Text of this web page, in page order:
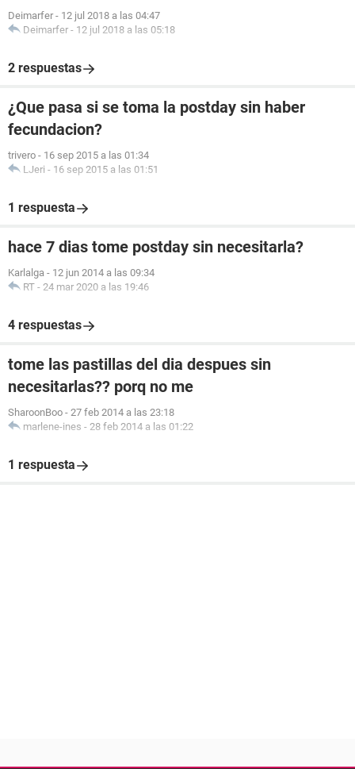
Deimarfer - 12 jul 2018 a las 04:47
Deimarfer - 12 jul 2018 a las 05:18
2 respuestas
¿Que pasa si se toma la postday sin haber
fecundacion?
trivero - 16 sep 2015 a las 01:34
LJeri - 16 sep 2015 a las 01:51
1 respuesta
hace 7 dias tome postday sin necesitarla?
Karlalga - 12 jun 2014 a las 09:34
RT - 24 mar 2020 a las 19:46
4 respuestas
tome las pastillas del dia despues sin
necesitarlas?? porq no me
SharoonBoo - 27 feb 2014 a las 23:18
marlene-ines - 28 feb 2014 a las 01:22
1 respuesta